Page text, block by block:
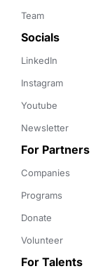
Team
Socials
LinkedIn
Instagram
Youtube
Newsletter
For Partners
Companies
Programs
Donate
Volunteer
For Talents